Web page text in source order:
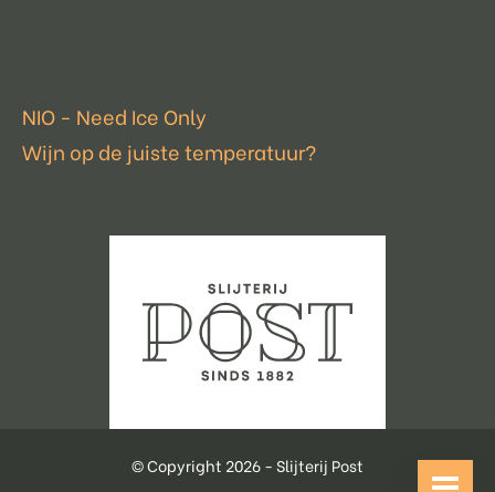
NIO - Need Ice Only
Wijn op de juiste temperatuur?
© Copyright 2026 - Slijterij Post